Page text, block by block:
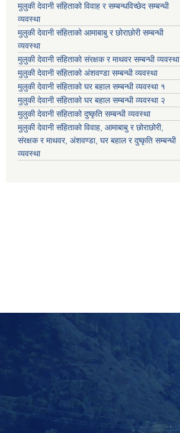
मुलुकी देवानी संहिताको विवाह र सम्बन्धविच्छेद सम्बन्धी
व्यवस्था
मुलुकी देवानी संहिताको आमाबाबु र छोराछोरी सम्बन्धी
व्यवस्था
मुलुकी देवानी संहिताको संरक्षक र माथवर सम्बन्धी व्यवस्था
मुलुकी देवानी संहिताको अंशवण्डा सम्बन्धी व्यवस्था
मुलुकी देवानी संहिताको घर बहाल सम्बन्धी व्यवस्था १
मुलुकी देवानी संहिताको घर बहाल सम्बन्धी व्यवस्था २
मुलुकी देवानी संहिताको दुष्कृति सम्बन्धी व्यवस्था
मुलुकी देवानी संहिताको विवाह, आमाबाबु र छोराछोरी,
संरक्षक र माथवर, अंशवण्डा, घर बहाल र दुष्कृति सम्बन्धी
व्यवस्था